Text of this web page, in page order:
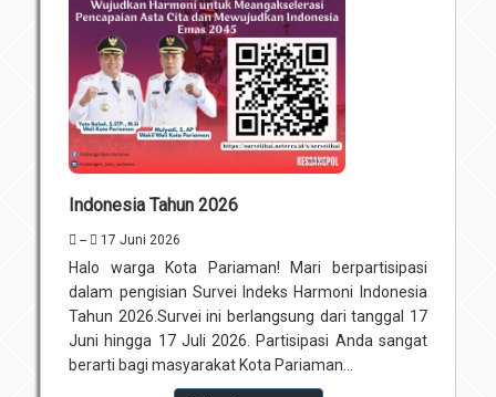
Indonesia Tahun 2026
-- 17 Juni 2026
Halo warga Kota Pariaman! Mari berpartisipasi
dalam pengisian Survei Indeks Harmoni Indonesia
Tahun 2026.Survei ini berlangsung dari tanggal 17
Juni hingga 17 Juli 2026. Partisipasi Anda sangat
berarti bagi masyarakat Kota Pariaman...